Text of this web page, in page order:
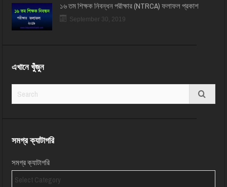
১৬ তম শিক্ষক নিবন্ধন পরীক্ষার (NTRCA) ফলাফল প্রকাশ
September 30, 2019
এখানে খুঁজুন
সমগ্র ক্যাটাগরি
সমগ্র ক্যাটাগরি